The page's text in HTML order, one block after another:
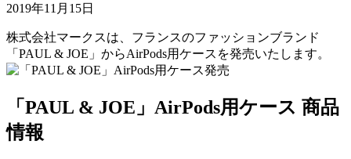
2019年11月15日
株式会社マークスは、フランスのファッションブランド
「PAUL & JOE」からAirPods用ケースを発売いたします。
「PAUL & JOE」AirPods用ケース 商品
情報